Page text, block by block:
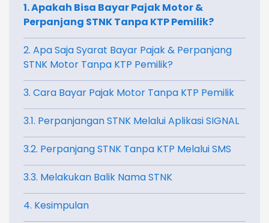
1. Apakah Bisa Bayar Pajak Motor &
Perpanjang STNK Tanpa KTP Pemilik?
2. Apa Saja Syarat Bayar Pajak & Perpanjang
STNK Motor Tanpa KTP Pemilik?
3. Cara Bayar Pajak Motor Tanpa KTP Pemilik
3.1. Perpanjangan STNK Melalui Aplikasi SIGNAL
3.2. Perpanjang STNK Tanpa KTP Melalui SMS
3.3. Melakukan Balik Nama STNK
4. Kesimpulan